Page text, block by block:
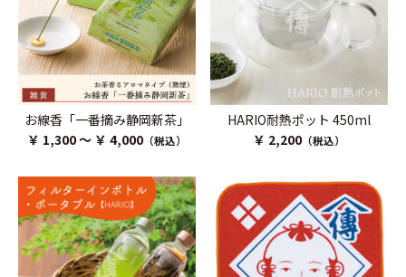
お線香「一番摘み静岡新茶」
￥ 1,300 ～ ￥ 4,000（税込）
HARIO耐熱ポット 450ml
￥ 2,200 （税込）